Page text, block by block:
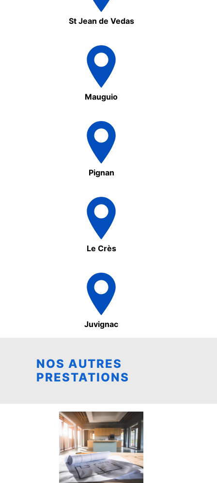
St Jean de Vedas
Mauguio
Pignan
Le Crès
Juvignac
NOS AUTRES
PRESTATIONS